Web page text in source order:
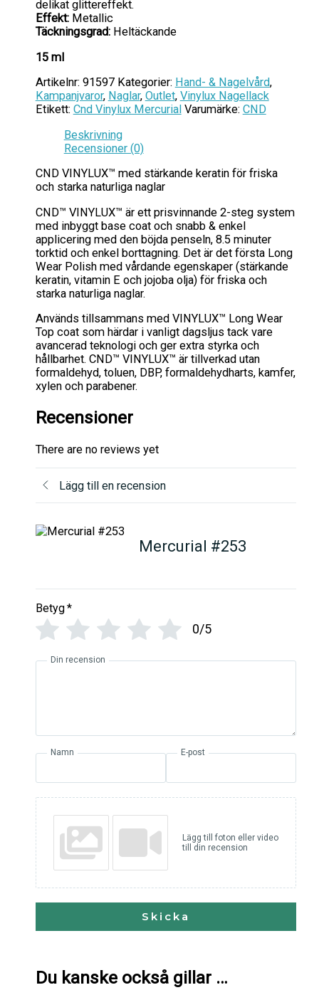
delikat glittereffekt.
Effekt:Metallic
Täckningsgrad:Heltäckande
15 ml
Artikelnr: 91597 Kategorier: Hand- & Nagelvård,
Kampanjvaror, Naglar, Outlet, Vinylux Nagellack
Etikett: Cnd Vinylux Mercurial Varumärke: CND
Beskrivning
Recensioner (0)
CND VINYLUX™ med stärkande keratin för friska
och starka naturliga naglar
CND™ VINYLUX™ är ett prisvinnande 2-steg system
med inbyggt base coat och snabb & enkel
applicering med den böjda penseln, 8.5 minuter
torktid och enkel borttagning. Det är det första Long
Wear Polish med vårdande egenskaper (stärkande
keratin, vitamin E och jojoba olja) för friska och
starka naturliga naglar.
Används tillsammans med VINYLUX™ Long Wear
Top coat som härdar i vanligt dagsljus tack vare
avancerad teknologi och ger extra styrka och
hållbarhet. CND™ VINYLUX™ är tillverkad utan
formaldehyd, toluen, DBP, formaldehydharts, kamfer,
xylen och parabener.
Recensioner
There are no reviews yet
Lägg till en recension
Mercurial #253
Betyg*
0/5
Din recension
Namn E-post
Lägg till foton eller video
till din recension
Skicka
Du kanske också gillar …